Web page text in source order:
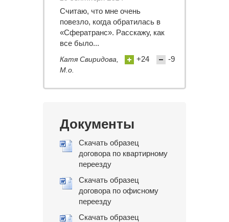
Считаю, что мне очень
повезло, когда обратилась в
«Сфератранс». Расскажу, как
все было...
Катя Свиридова,
М.о.
+24 -9
Документы
Скачать образец
договора по квартирному
переезду
Скачать образец
договора по офисному
переезду
Скачать образец